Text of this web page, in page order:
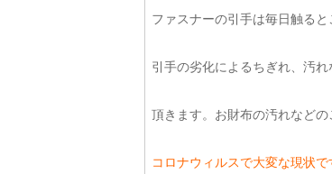
ファスナーの引手は毎日触る
引手の劣化によるちぎれ、汚
頂きます。お財布の汚れなどの
コロナウィルスで大変な現状